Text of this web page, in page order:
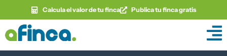
Calcula el valor de tu finca Publica tu finca gratis